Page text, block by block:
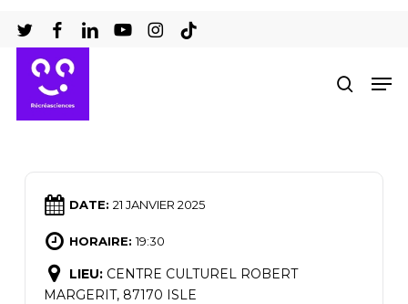
au
contenu
principal
DATE: 21 JANVIER 2025
HORAIRE:19:30
LIEU: CENTRE CULTUREL ROBERT
MARGERIT, 87170 ISLE
le